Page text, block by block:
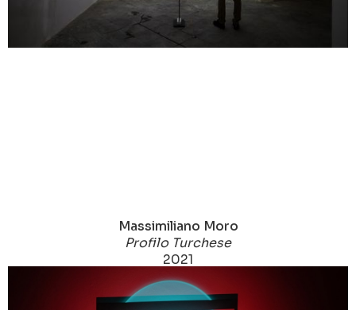
Massimiliano Moro
Profilo Turchese
2021